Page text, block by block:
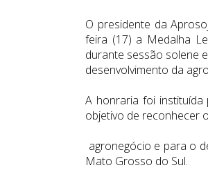
O presidente da
feira (17) a Medalha
durante sessão solene
desenvolvimento da
A honraria foi instituída
objetivo de reconhecer
agronegócio e para o
Mato Grosso do Sul.